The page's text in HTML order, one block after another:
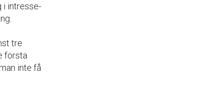
i intresse­
tre
första
inte få